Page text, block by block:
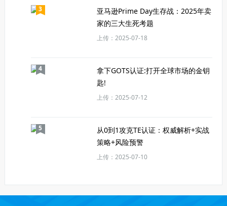
3
亚马逊Prime Day生存战：2025年卖
家的三大生死考题
上传：2025-07-18
4
拿下GOTS认证:打开全球市场的金钥
匙!
上传：2025-07-12
5
从0到1攻克TE认证：权威解析+实战
策略+风险预警
上传：2025-07-10